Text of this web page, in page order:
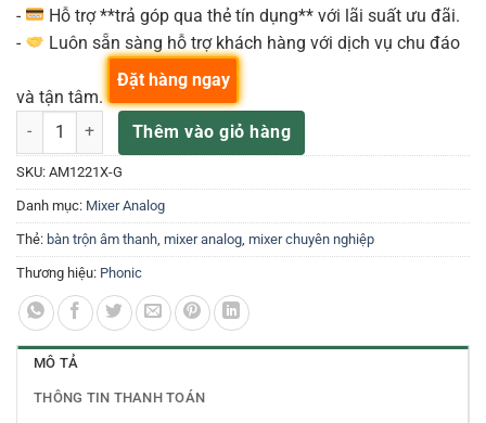
-
Hỗ trợ **trả góp qua thẻ tín dụng** với lãi suất ưu đãi.
-
Luôn sẵn sàng hỗ trợ khách hàng với dịch vụ chu đáo
và tận tâm.
MIXER ANALOG PHONIC AM1221X số lượng
Thêm vào giỏ hàng
Đặt hàng ngay
SKU: AM1221X-G
Danh mục: Mixer Analog
Thẻ: bàn trộn âm thanh mixer analog mixer chuyên nghiệp
Thương hiệu: Phonic
MÔ TẢ
THÔNG TIN THANH TOÁN